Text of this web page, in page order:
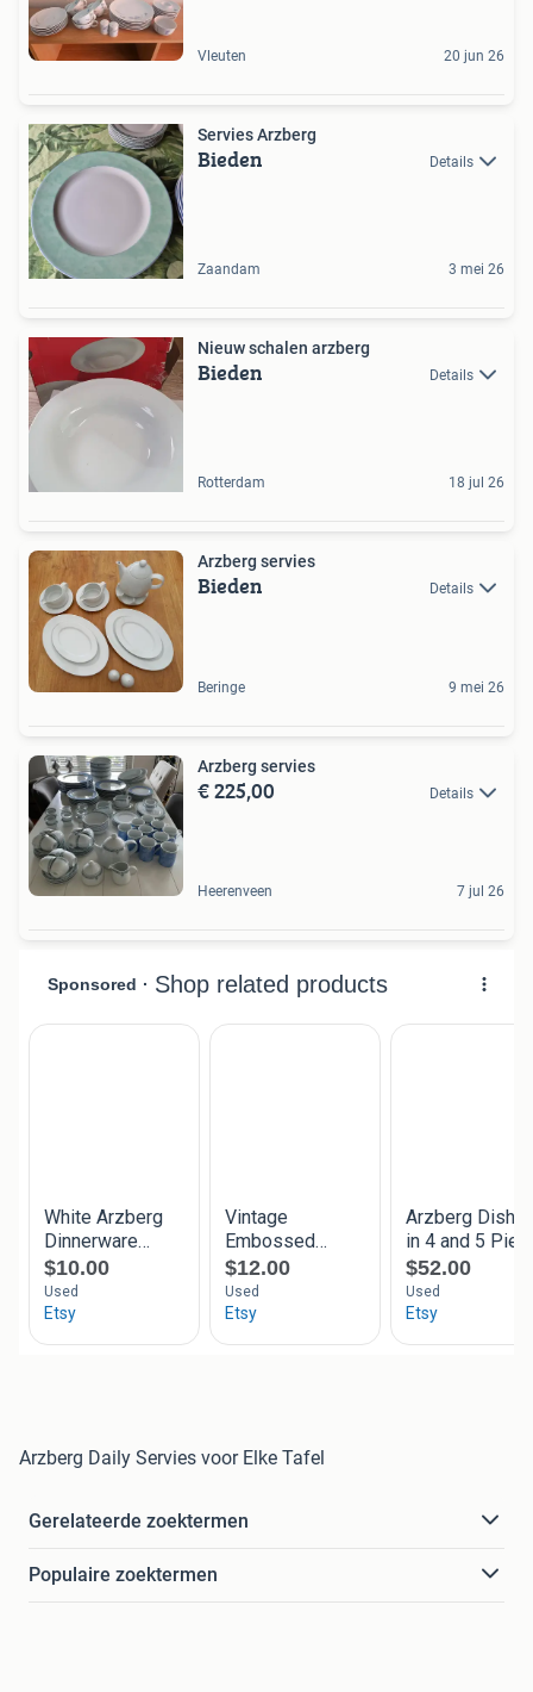
Vleuten 20 jun 26
Servies Arzberg
Bieden Details
Zaandam 3 mei 26
Nieuw schalen arzberg
Bieden Details
Rotterdam 18 jul 26
Arzberg servies
Bieden Details
Beringe 9 mei 26
Arzberg servies
€ 225,00 Details
Heerenveen 7 jul 26
Arzberg Daily Servies voor Elke Tafel
Gerelateerde zoektermen
Populaire zoektermen